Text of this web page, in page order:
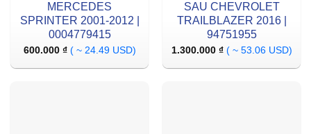
MERCEDES
SPRINTER 2001-2012 |
0004779415
600.000 ₫ ( ~ 24.49 USD)
SAU CHEVROLET
TRAILBLAZER 2016 |
94751955
1.300.000 ₫ ( ~ 53.06 USD)